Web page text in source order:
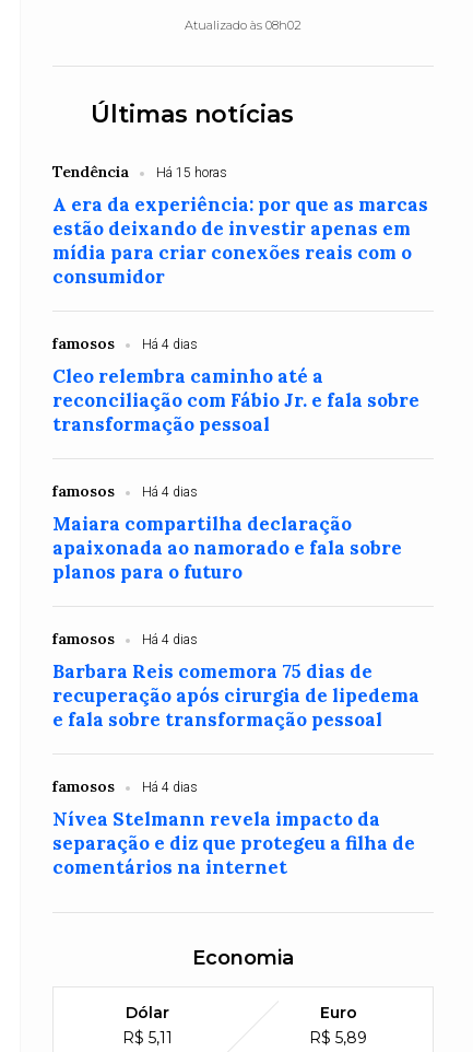
Atualizado às 08h02
Últimas notícias
Tendência Há 15 horas
A era da experiência: por que as marcas
estão deixando de investir apenas em
mídia para criar conexões reais com o
consumidor
famosos Há 4 dias
Cleo relembra caminho até a
reconciliação com Fábio Jr. e fala sobre
transformação pessoal
famosos Há 4 dias
Maiara compartilha declaração
apaixonada ao namorado e fala sobre
planos para o futuro
famosos Há 4 dias
Barbara Reis comemora 75 dias de
recuperação após cirurgia de lipedema
e fala sobre transformação pessoal
famosos Há 4 dias
Nívea Stelmann revela impacto da
separação e diz que protegeu a filha de
comentários na internet
Economia
Dólar
R$ 5,11
Euro
R$ 5,89